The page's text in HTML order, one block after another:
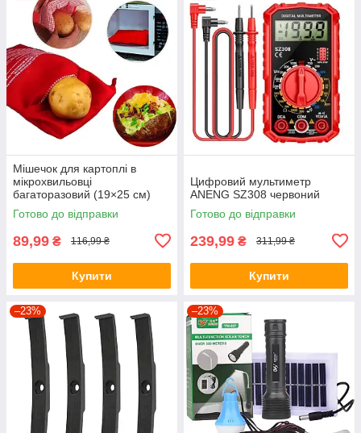
Мішечок для картоплі в
мікрохвильовці
багаторазовий (19×25 см)
MPG-01
Готово до відправки
89,99 ₴ 116,99 ₴
Купити
Цифровий мультиметр
ANENG SZ308 червоний
Готово до відправки
239,99 ₴ 311,99 ₴
Купити
–23% –23%